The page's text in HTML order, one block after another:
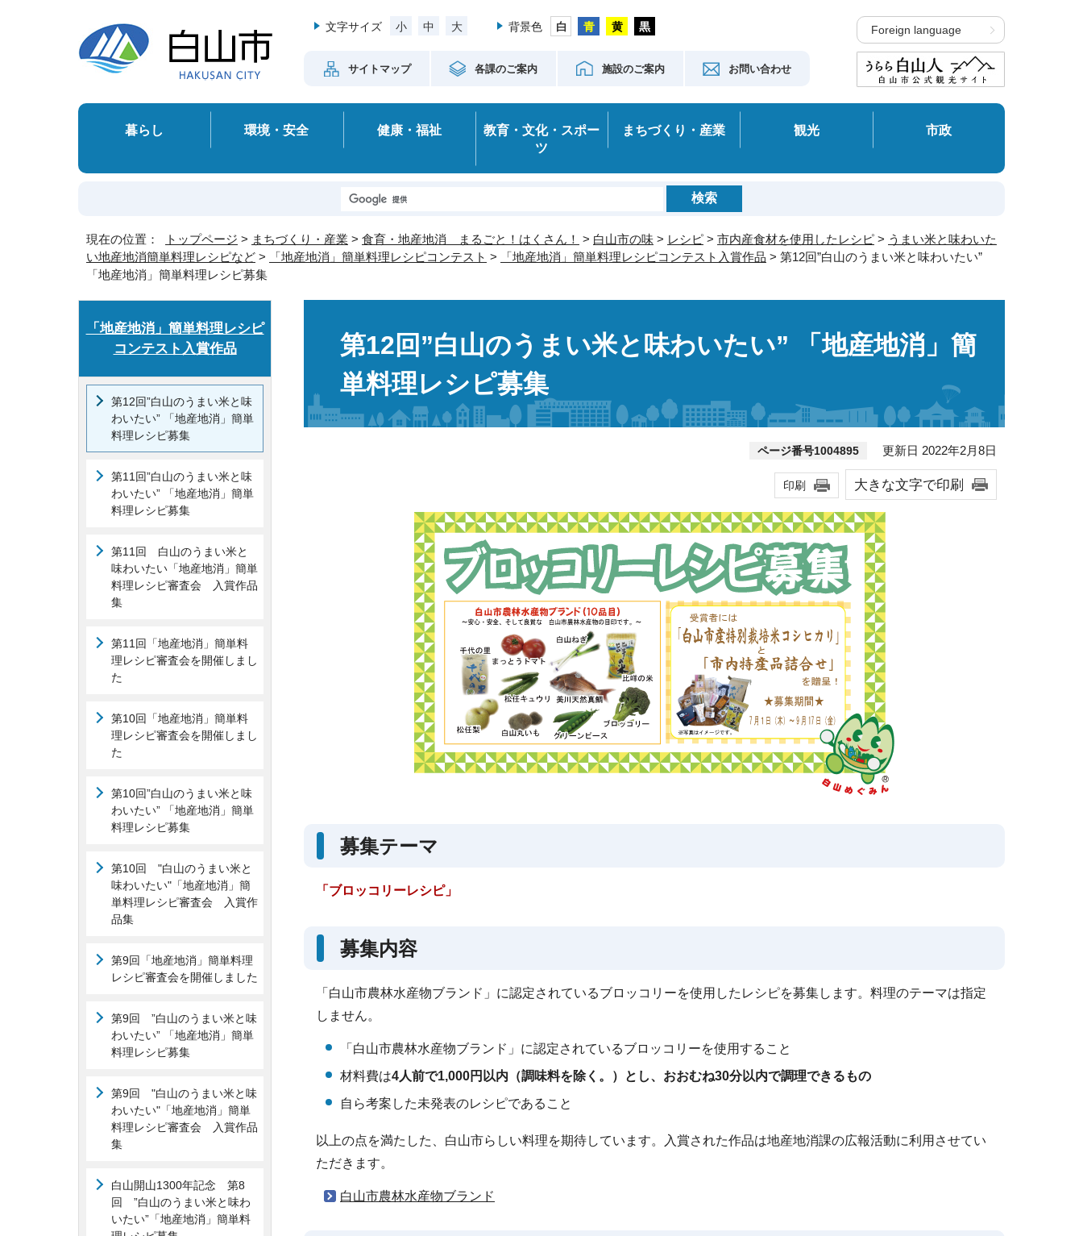
文字サイズ 小 中 大 背景色
サイトマップ 各課のご案内 施設のご案内 お問い合わせ
Foreign language
暮らし 環境・安全 健康・福祉
教育・文化・スポー
ツ
まちづくり・産業 観光 市政
現在の位置： トップページ > まちづくり・産業 > 食育・地産地消 まるごと！はくさん！ > 白山市の味 > レシピ > 市内産食材を使用したレシピ > うまい米と味わいた
い地産地消簡単料理レシピなど > 「地産地消」簡単料理レシピコンテスト > 「地産地消」簡単料理レシピコンテスト入賞作品 > 第12回”白山のうまい米と味わいたい”
「地産地消」簡単料理レシピ募集
第12回”白山のうまい米と味わいたい” 「地産地消」簡
単料理レシピ募集
ページ番号1004895 更新日 2022年2月8日
印刷 大きな文字で印刷
募集テーマ
「ブロッコリーレシピ」
募集内容
「白山市農林水産物ブランド」に認定されているブロッコリーを使用したレシピを募集します。料理のテーマは指定
しません。
「白山市農林水産物ブランド」に認定されているブロッコリーを使用すること
材料費は4人前で1,000円以内（調味料を除く。）とし、おおむね30分以内で調理できるもの
自ら考案した未発表のレシピであること
以上の点を満たした、白山市らしい料理を期待しています。入賞された作品は地産地消課の広報活動に利用させてい
ただきます。
白山市農林水産物ブランド
「地産地消」簡単料理レシピ
コンテスト入賞作品
第12回”白山のうまい米と味
わいたい” 「地産地消」簡単
料理レシピ募集
第11回”白山のうまい米と味
わいたい” 「地産地消」簡単
料理レシピ募集
第11回 白山のうまい米と
味わいたい「地産地消」簡単
料理レシピ審査会 入賞作品
集
第11回「地産地消」簡単料
理レシピ審査会を開催しまし
た
第10回「地産地消」簡単料
理レシピ審査会を開催しまし
た
第10回”白山のうまい米と味
わいたい” 「地産地消」簡単
料理レシピ募集
第10回 "白山のうまい米と
味わいたい"「地産地消」簡
単料理レシピ審査会 入賞作
品集
第9回「地産地消」簡単料理
レシピ審査会を開催しました
第9回 ”白山のうまい米と味
わいたい” 「地産地消」簡単
料理レシピ募集
第9回 "白山のうまい米と味
わいたい"「地産地消」簡単
料理レシピ審査会 入賞作品
集
白山開山1300年記念 第8
回 ”白山のうまい米と味わ
いたい”「地産地消」簡単料